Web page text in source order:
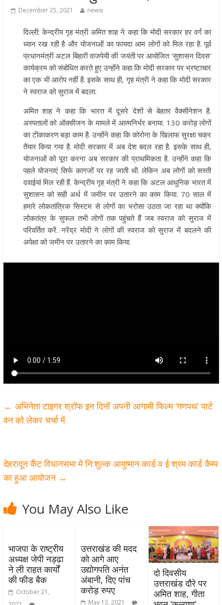
अद्भुत संगम देखने को मिला
मुख्यमंत्री ने स्वास्थ्य सेवा शिविर का किया
शुभारंभ, श्रद्धालुओं को अपने हाथों से
भोजन
मुख्यमंत्री पुष्कर सिंह धामी ने
संवाद कर आपदा प्रबंधन व्यवस्थाओं की
जानकारी
December 25, 2021 newsi
दिल्ली: केन्द्रीय गृह मंत्री अमित शाह ने कहा कि मोदी सरकार हर वर्ग का
ध्यान रख रही है और योजनाओं का फायदा आम लोगों को मिल रहा है. पूर्व
प्रधानमंत्री अटल बिहारी वाजपेयी की जयंती पर आयोजित ‘सुशासन दिवस’
कार्यक्रम को संबोधित करते हुए उन्होंने कहा कि मोदी सरकार पर भ्रष्टाचार
का एक भी आरोप नहीं है. इसके साथ ही, गृह मंत्री ने कहा कि मोदी सरकार
ने स्वराज को सुराज में बदला.
अमित शाह ने कहा कि भारत में दूसरे देशों से बेहतर वैक्सीनेशन है.
अस्पतालों को ऑक्सीजन के मामले में आत्मनिर्भर बनाया. 130 करोड़ लोगों
का टीकाकरण बड़ा काम है. उन्होंने कहा कि कोरोना के खिलाफ सुरक्षा चक्र
तैयार किया गया है. मोदी सरकार में अब देश बदल रहा है. इसके साथ ही,
योजनाओं को पूरा करना अब सरकार की प्राथमिकता है. उन्होंने कहा कि
पहले योजनाएं सिर्फ कागजों पर रह जाती थी. लेकिन अब लोगों को सस्ती
दवाईयां मिल रही हैं. केन्द्रीय गृह मंत्री ने कहा कि अटल आधुनिक भारत में
सुशासन को सही अर्थ में जमीन पर उतारने का काम किया. 70 साल में
हमारे लोकतांत्रिक सिस्टम से लोगों का भरोसा उठता जा रहा था क्यों​कि
लोकतंत्र के सुफल तभी लोगों तक पहुंचते हैं जब स्वराज को सुराज में
परिवर्तित करें. नरेंद्र मोदी ने लोगों की स्वराज को सुराज में बदलने की
अपेक्षा को जमीन पर उतारने का काम किया.
← अभिनेता टाइगर श्रॉफ इन दिनों अपनी आगामी फिल्म ‘गणपथ’ पार्ट
वन को लेकर चर्चा में
देहरादून कैंट विधानसभा मे नि:शुल्क आयुष्मान कार्ड व ई श्रम कार्ड कैम्प
का हुआ आयोजन →
You May Also Like
भाजपा के राष्ट्रीय
अध्यक्ष जेपी नड्ढा
ने ली राहत कार्यों
की फीड बैक
October 21,
उत्तराखंड की मदद
को आगे आए
उद्योगपति अनंत
अंबानी, दिए पांच
करोड़ रुपए
May 13, 2021
दो दिवसीय
उत्तराखंड दौरे पर
अमित शाह, गीता